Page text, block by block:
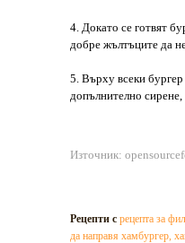
4. Докато се готвят
добре жълтъците да
5. Върху всеки
допълнително сирене,
Източник:
Рецепти с рецепта за
да направя хамбургер,